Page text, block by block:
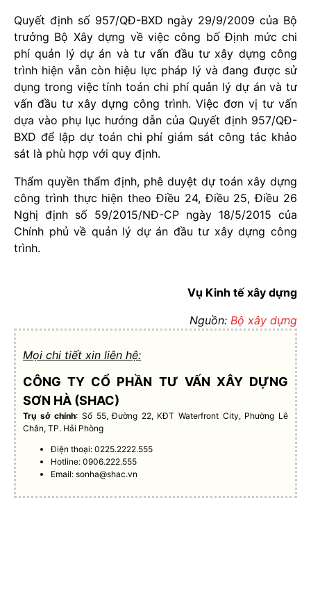
Quyết định số 957/QĐ-BXD ngày 29/9/2009 của Bộ
trưởng Bộ Xây dựng về việc công bố Định mức chi
phí quản lý dự án và tư vấn đầu tư xây dựng công
trình hiện vẫn còn hiệu lực pháp lý và đang được sử
dụng trong việc tính toán chi phí quản lý dự án và tư
vấn đầu tư xây dựng công trình. Việc đơn vị tư vấn
dựa vào phụ lục hướng dẫn của Quyết định 957/QĐ-
BXD để lập dự toán chi phí giám sát công tác khảo
sát là phù hợp với quy định.
Thẩm quyền thẩm định, phê duyệt dự toán xây dựng
công trình thực hiện theo Điều 24, Điều 25, Điều 26
Nghị định số 59/2015/NĐ-CP ngày 18/5/2015 của
Chính phủ về quản lý dự án đầu tư xây dựng công
trình.
Vụ Kinh tế xây dựng
Nguồn: Bộ xây dựng
Mọi chi tiết xin liên hệ:
CÔNG TY CỔ PHẦN TƯ VẤN XÂY DỰNG
SƠN HÀ (SHAC)
Trụ sở chính: Số 55, Đường 22, KĐT Waterfront City, Phường Lê
Chân, TP. Hải Phòng
Điện thoại: 0225.2222.555
Hotline: 0906.222.555
Email:sonha@shac.vn